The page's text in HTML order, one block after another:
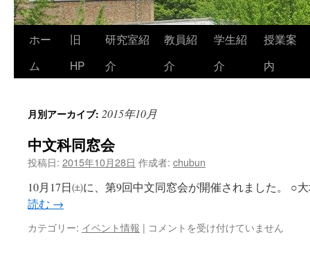
ン
ツ
へ
ス
ホー
ム
旧
HP
研究室紹
介
教員紹
介
学生紹
介
授業案
内
月別アーカイブ: 2015年10月
中文科同窓会
投稿日: 2015年10月28日 作成者: chubun
10月17日㈯に、第9回中文同窓会が開催されました。 ○
読む →
カテゴリー: イベント情報 | 中
コメントを受け付けていません